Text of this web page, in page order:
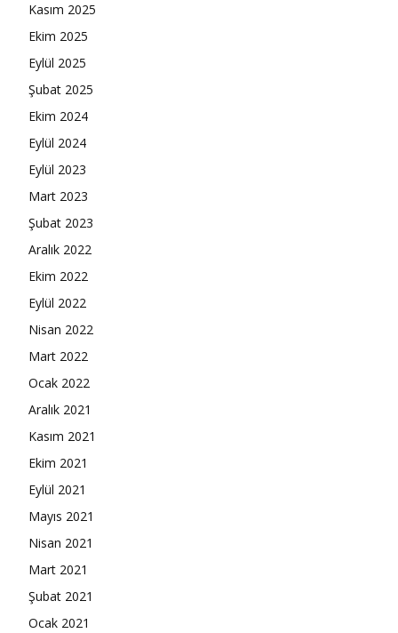
Kasım 2025
Ekim 2025
Eylül 2025
Şubat 2025
Ekim 2024
Eylül 2024
Eylül 2023
Mart 2023
Şubat 2023
Aralık 2022
Ekim 2022
Eylül 2022
Nisan 2022
Mart 2022
Ocak 2022
Aralık 2021
Kasım 2021
Ekim 2021
Eylül 2021
Mayıs 2021
Nisan 2021
Mart 2021
Şubat 2021
Ocak 2021